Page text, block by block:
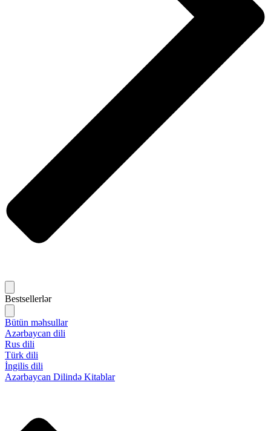
Bestsellerlər
Bütün məhsullar
Azərbaycan dili
Rus dili
Türk dili
İngilis dili
Azərbaycan Dilində Kitablar